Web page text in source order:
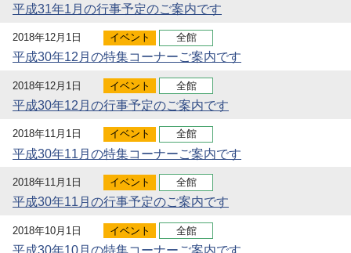
平成31年1月の行事予定のご案内です
2018年12月1日 イベント 全館
平成30年12月の特集コーナーご案内です
2018年12月1日 イベント 全館
平成30年12月の行事予定のご案内です
2018年11月1日 イベント 全館
平成30年11月の特集コーナーご案内です
2018年11月1日 イベント 全館
平成30年11月の行事予定のご案内です
2018年10月1日 イベント 全館
平成30年10月の特集コーナーご案内です